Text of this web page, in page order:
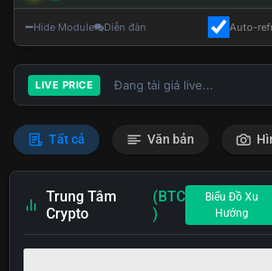
Hide Module Diễn đàn Auto-
LIVE PRICE Đang tải giá live...
Tất cả Văn bản
Trung Tâm
Crypto
(BTC
)
Biểu Đồ Xu
Hướng